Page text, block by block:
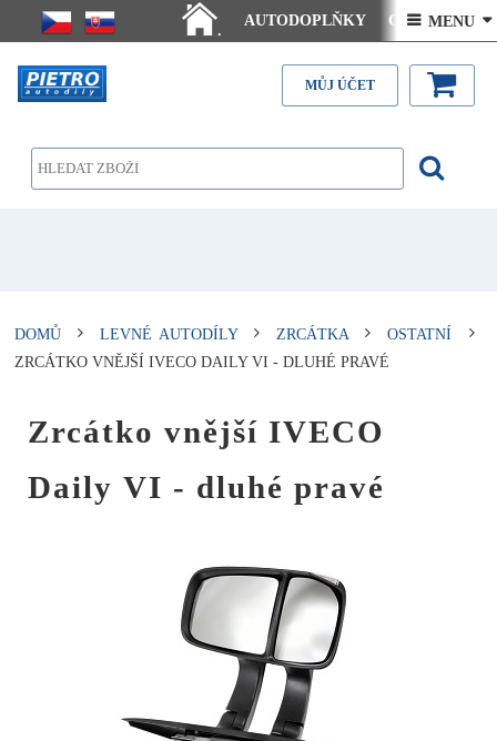
.
AUTODOPLŇKY Ceny doručení
Články - návody Kontakt
 MENU 
MŮJ ÚČET
DOMŮ LEVNÉ AUTODÍLY ZRCÁTKA
OSTATNÍ
ZRCÁTKO VNĚJŠÍ IVECO DAILY VI - DLUHÉ PRAVÉ
Zrcátko vnější IVECO
Daily VI - dluhé pravé